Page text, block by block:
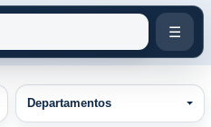
☰
Tipos de Propiedad
Departamentos